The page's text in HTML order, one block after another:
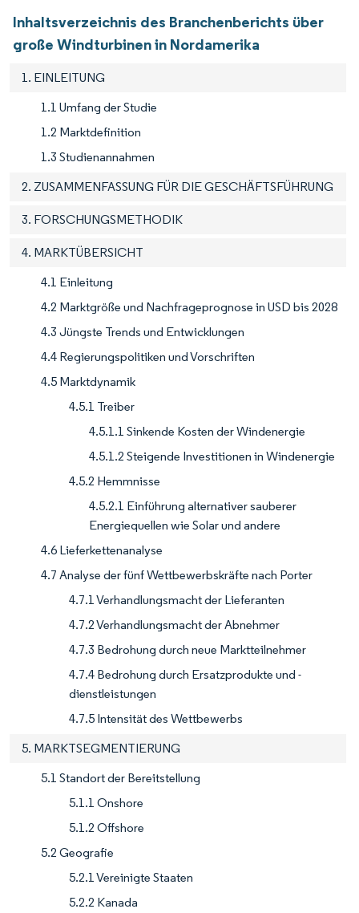
Inhaltsverzeichnis des Branchenberichts über
große Windturbinen in Nordamerika
1. EINLEITUNG
1.1 Umfang der Studie
1.2 Marktdefinition
1.3 Studienannahmen
2. ZUSAMMENFASSUNG FÜR DIE GESCHÄFTSFÜHRUNG
3. FORSCHUNGSMETHODIK
4. MARKTÜBERSICHT
4.1 Einleitung
4.2 Marktgröße und Nachfrageprognose in USD bis 2028
4.3 Jüngste Trends und Entwicklungen
4.4 Regierungspolitiken und Vorschriften
4.5 Marktdynamik
4.5.1 Treiber
4.5.1.1 Sinkende Kosten der Windenergie
4.5.1.2 Steigende Investitionen in Windenergie
4.5.2 Hemmnisse
4.5.2.1 Einführung alternativer sauberer
Energiequellen wie Solar und andere
4.6 Lieferkettenanalyse
4.7 Analyse der fünf Wettbewerbskräfte nach Porter
4.7.1 Verhandlungsmacht der Lieferanten
4.7.2 Verhandlungsmacht der Abnehmer
4.7.3 Bedrohung durch neue Marktteilnehmer
4.7.4 Bedrohung durch Ersatzprodukte und -
dienstleistungen
4.7.5 Intensität des Wettbewerbs
5. MARKTSEGMENTIERUNG
5.1 Standort der Bereitstellung
5.1.1 Onshore
5.1.2 Offshore
5.2 Geografie
5.2.1 Vereinigte Staaten
5.2.2 Kanada